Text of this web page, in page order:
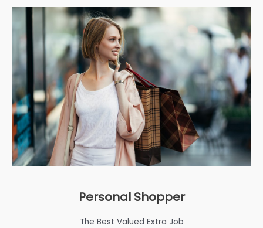
Personal Shopper
The Best Valued Extra Job